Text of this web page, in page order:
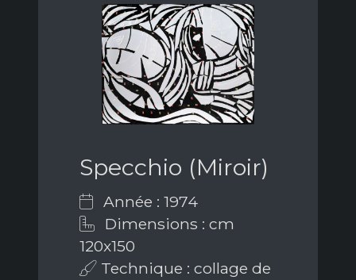
Specchio (Miroir)
Année : 1974
Dimensions : cm
120x150
Technique : collage de